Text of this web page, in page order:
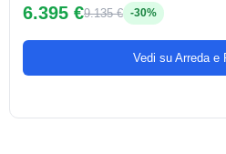
6.395 €9.135 € -30%
Vedi su Arreda e